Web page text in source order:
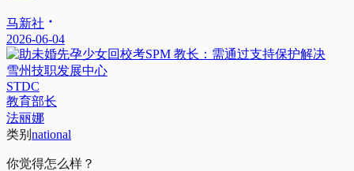
马新社
2026-06-04
雪州技职发展中心
STDC
教育部长
法丽娜
类别 national
你觉得怎么样？